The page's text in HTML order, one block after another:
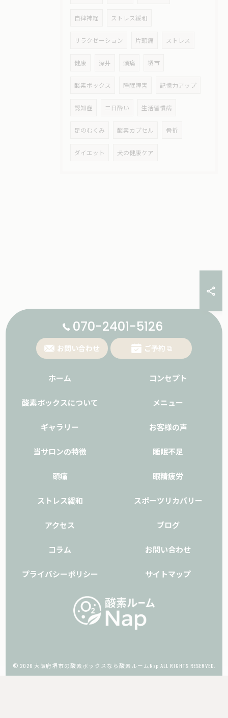
自律神経 ストレス緩和
リラクゼーション 片頭痛 ストレス
健康 深井 頭痛 堺市
酸素ボックス 睡眠障害 記憶力アップ
認知症 二日酔い 生活習慣病
足のむくみ 酸素カプセル 骨折
ダイエット 犬の健康ケア
070-2401-5126
お問い合わせ ご予約
ホーム コンセプト
酸素ボックスについて メニュー
ギャラリー お客様の声
当サロンの特徴 睡眠不足
頭痛 眼精疲労
ストレス緩和 スポーツリカバリー
アクセス ブログ
コラム お問い合わせ
プライバシーポリシー サイトマップ
© 2026 大阪府堺市の酸素ボックスなら酸素ルームNap ALL RIGHTS RESERVED.